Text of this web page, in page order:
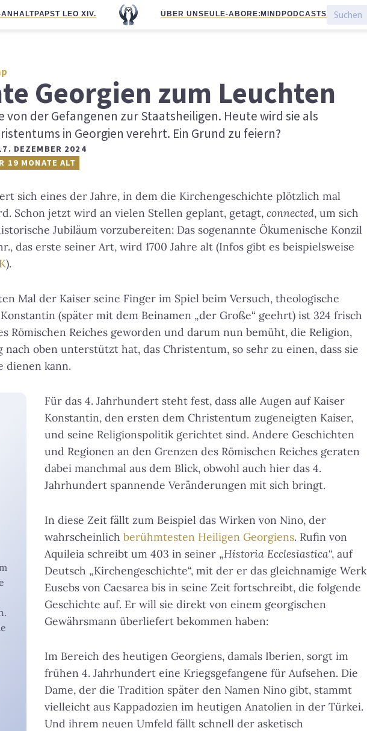
PAPST LEO XIV. ÜBER UNS EULE-ABO RE:MIND PODCASTS
Georgien zum Leuchten
von der Gefangenen zur Staatsheiligen. Heute wird sie als
in Georgien verehrt. Ein Grund zu feiern?
DEZEMBER 2024
19 MONATE ALT
sich eines der Jahre, in dem die Kirchengeschichte plötzlich mal
Schon jetzt wird an vielen Stellen geplant, getagt, connected, um sich
Jubiläum vorzubereiten: Das sogenannte Ökumenische Konzil
das erste seiner Art, wird 1700 Jahre alt (Infos gibt es beispielsweise
).
Mal der Kaiser seine Finger im Spiel beim Versuch, theologische
(später mit dem Beinamen „der Große“ geehrt) ist 324 frisch
Römischen Reiches geworden und darum nun bemüht, die Religion,
nach oben unterstützt hat, das Christentum, so sehr zu einen, dass sie
dienen kann.
Für das 4. Jahrhundert steht fest, dass alle Augen auf Kaiser
Konstantin, den ersten dem Christentum zugeneigten Kaiser,
und seine Religionspolitik gerichtet sind. Andere Geschichten
und Regionen an den Grenzen des Römischen Reiches geraten
dabei manchmal aus dem Blick, obwohl auch hier das 4.
Jahrhundert spannende Veränderungen mit sich bringt.
In diese Zeit fällt zum Beispiel das Wirken von Nino, der
wahrscheinlich berühmtesten Heiligen Georgiens. Rufin von
Aquileia schreibt um 403 in seiner „Historia Ecclesiastica“, auf
Deutsch „Kirchengeschichte“, mit der er das gleichnamige Werk
Eusebs von Caesarea bis in seine Zeit fortschreibt, die folgende
Geschichte auf. Er will sie direkt von einem georgischen
Gewährsmann überliefert bekommen haben:
Im Bereich des heutigen Georgiens, damals Iberien, sorgt im
frühen 4. Jahrhundert eine Kriegsgefangene für Aufsehen. Die
Dame, der die Tradition später den Namen Nino gibt, stammt
vielleicht aus Kappadozien im heutigen Anatolien in der Türkei.
Und ihrem neuen Umfeld fällt schnell der asketisch